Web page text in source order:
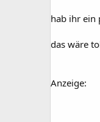
hab ihr ein
das wäre
Anzeige: